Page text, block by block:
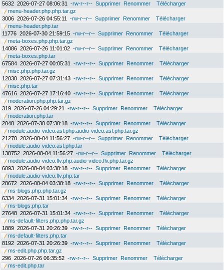
5632 2026-07-27 08:06:31 -rw-r--r-- Supprimer Renommer
Télécharger
menu-header.php.php.tar.gz
3006 2026-07-26 04:55:11 -rw-r--r-- Supprimer Renommer
Télécharger
menu-header.php.tar
11776 2026-07-30 21:59:15 -rw-r--r-- Supprimer Renommer
Télécharger
meta-boxes.php.php.tar.gz
14086 2026-07-26 11:01:02 -rw-r--r-- Supprimer Renommer
Télécharger
meta-boxes.php.tar
67584 2026-07-27 00:05:31 -rw-r--r-- Supprimer Renommer
Télécharger
misc.php.php.tar.gz
12030 2026-07-27 07:31:43 -rw-r--r-- Supprimer Renommer
Télécharger
misc.php.tar
47616 2026-07-27 17:16:40 -rw-r--r-- Supprimer Renommer
Télécharger
moderation.php.php.tar.gz
319 2026-07-26 04:29:21 -rw-r--r-- Supprimer Renommer
Télécharger
moderation.php.tar
2048 2026-07-30 07:38:18 -rw-r--r-- Supprimer Renommer
Télécharger
module.audio-video.asf.php.audio-video.asf.php.tar.gz
21270 2026-08-04 11:56:27 -rw-r--r-- Supprimer Renommer
Télécharger
module.audio-video.asf.php.tar
138752 2026-08-04 11:56:27 -rw-r--r-- Supprimer Renommer
Télécharger
module.audio-video.flv.php.audio-video.flv.php.tar.gz
6093 2026-08-04 03:38:18 -rw-r--r-- Supprimer Renommer
Télécharger
module.audio-video.flv.php.tar
28672 2026-08-04 03:38:18 -rw-r--r-- Supprimer Renommer
Télécharger
ms-blogs.php.php.tar.gz
6334 2026-07-31 15:01:34 -rw-r--r-- Supprimer Renommer
Télécharger
ms-blogs.php.tar
27648 2026-07-31 15:01:34 -rw-r--r-- Supprimer Renommer
Télécharger
ms-default-filters.php.php.tar.gz
1889 2026-07-31 20:26:39 -rw-r--r-- Supprimer Renommer
Télécharger
ms-default-filters.php.tar
8192 2026-07-31 20:26:39 -rw-r--r-- Supprimer Renommer
Télécharger
ms-edit.php.php.tar.gz
296 2026-07-26 06:35:52 -rw-r--r-- Supprimer Renommer
Télécharger
ms-edit.php.tar